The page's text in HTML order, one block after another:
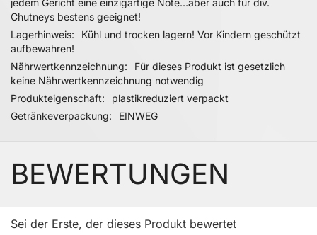
Chutneys bestens geeignet!
Lagerhinweis
Kühl und trocken lagern! Vor Kindern geschützt
aufbewahren!
Nährwertkennzeichnung
Für dieses Produkt ist gesetzlich
keine Nährwertkennzeichnung notwendig
Produkteigenschaft
plastikreduziert verpackt
Getränkeverpackung
EINWEG
BEWERTUNGEN
Sei der Erste, der dieses Produkt bewertet